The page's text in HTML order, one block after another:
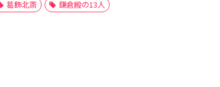
葛飾北斎 鎌倉殿の13人